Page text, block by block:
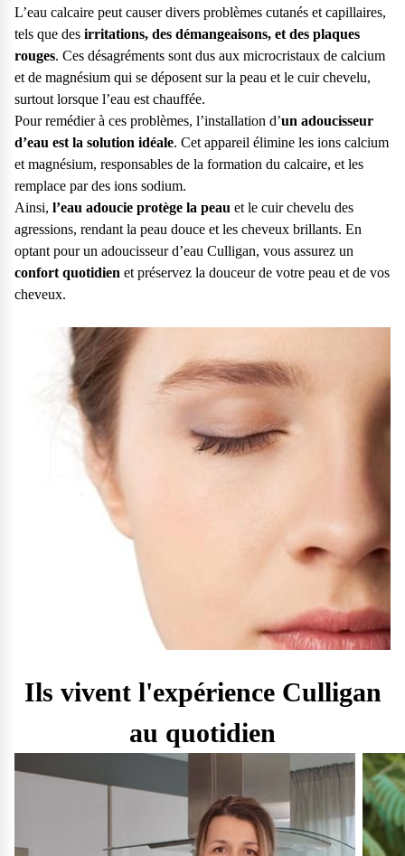
L’eau calcaire peut causer divers problèmes cutanés et capillaires,
tels que des irritations, des démangeaisons, et des plaques
rouges. Ces désagréments sont dus aux microcristaux de calcium
et de magnésium qui se déposent sur la peau et le cuir chevelu,
surtout lorsque l’eau est chauffée.
Pour remédier à ces problèmes, l’installation d’un adoucisseur
d’eau est la solution idéale. Cet appareil élimine les ions calcium
et magnésium, responsables de la formation du calcaire, et les
remplace par des ions sodium.
Ainsi, l’eau adoucie protège la peau et le cuir chevelu des
agressions, rendant la peau douce et les cheveux brillants. En
optant pour un adoucisseur d’eau Culligan, vous assurez un
confort quotidien et préservez la douceur de votre peau et de vos
cheveux.
Ils vivent l'expérience Culligan
au quotidien